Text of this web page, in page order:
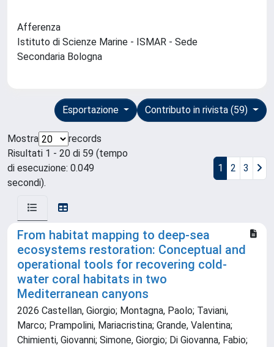
Afferenza
Istituto di Scienze Marine - ISMAR - Sede
Secondaria Bologna
Contributo in rivista (59)
Esportazione
Mostra
records
Risultati 1 - 20 di 59 (tempo
di esecuzione: 0.049
secondi).
1 2 3
From habitat mapping to deep‐sea
ecosystems restoration: Conceptual and
operational tools for recovering cold‐
water coral habitats in two
Mediterranean canyons
2026 Castellan, Giorgio; Montagna, Paolo; Taviani,
Marco; Prampolini, Mariacristina; Grande, Valentina;
Chimienti, Giovanni; Simone, Giorgio; Di Giovanna, Fabio;